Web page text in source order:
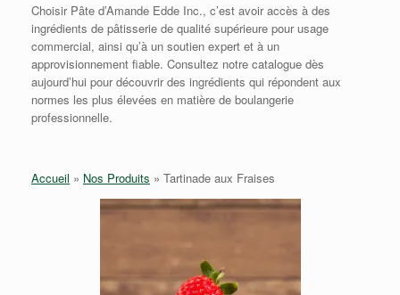
Choisir Pâte d’Amande Edde Inc., c’est avoir accès à des
ingrédients de pâtisserie de qualité supérieure pour usage
commercial, ainsi qu’à un soutien expert et à un
approvisionnement fiable. Consultez notre catalogue dès
aujourd’hui pour découvrir des ingrédients qui répondent aux
normes les plus élevées en matière de boulangerie
professionnelle.
Accueil » Nos Produits » Tartinade aux Fraises